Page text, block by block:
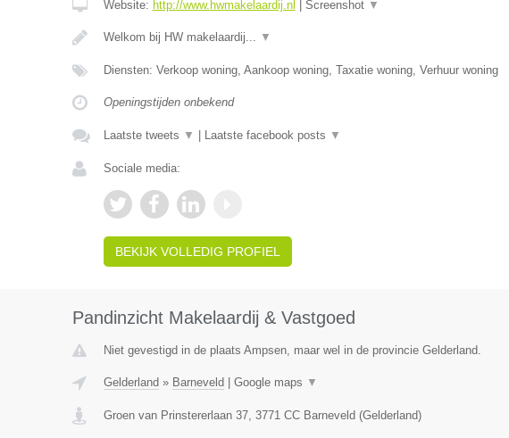
Website: http://www.hwmakelaardij.nl Screenshot ▼
Welkom bij HW makelaardij... ▼
Diensten: Verkoop woning, Aankoop woning, Taxatie woning, Verhuur woning
Openingstijden onbekend
Laatste tweets ▼ Laatste facebook posts ▼
Sociale media:
BEKIJK VOLLEDIG PROFIEL
Pandinzicht Makelaardij & Vastgoed
Niet gevestigd in de plaats Ampsen, maar wel in de provincie Gelderland.
Gelderland » Barneveld Google maps ▼
Groen van Prinstererlaan 37, 3771 CC Barneveld (Gelderland)